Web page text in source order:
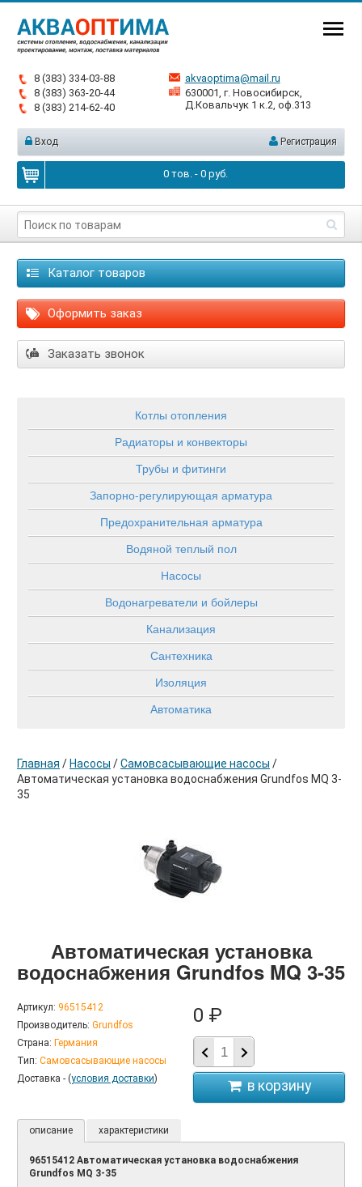
8 (383) 334-03-88
8 (383) 363-20-44
8 (383) 214-62-40
akvaoptima@mail.ru
630001, г. Новосибирск,
Д.Ковальчук 1 к.2, оф.313
Вход Регистрация
0тов. - 0руб.
Каталог товаров
Оформить заказ
Заказать звонок
Котлы отопления
Радиаторы и конвекторы
Трубы и фитинги
Запорно-регулирующая арматура
Предохранительная арматура
Водяной теплый пол
Насосы
Водонагреватели и бойлеры
Канализация
Сантехника
Изоляция
Автоматика
Главная / Насосы /Самовсасывающие насосы /
Автоматическая установка водоснабжения Grundfos MQ 3-
35
Автоматическая установка
водоснабжения Grundfos MQ 3-35
Артикул: 96515412
Производитель: Grundfos
Страна: Германия
Тип: Самовсасывающие насосы
Доставка - (условия доставки)
0 ₽
в корзину
описание характеристики
96515412 Автоматическая установка водоснабжения
Grundfos MQ 3-35